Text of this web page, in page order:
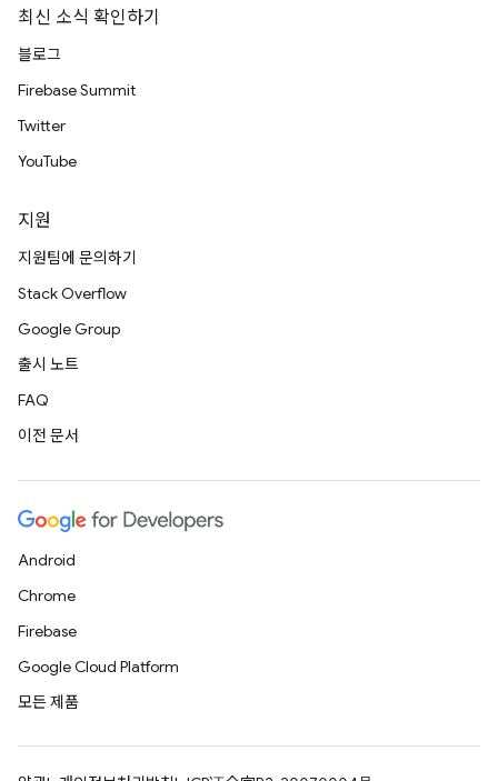
최신 소식 확인하기
블로그
Firebase Summit
Twitter
YouTube
지원
지원팀에 문의하기
Stack Overflow
Google Group
출시 노트
FAQ
이전 문서
Android
Chrome
Firebase
Google Cloud Platform
모든 제품